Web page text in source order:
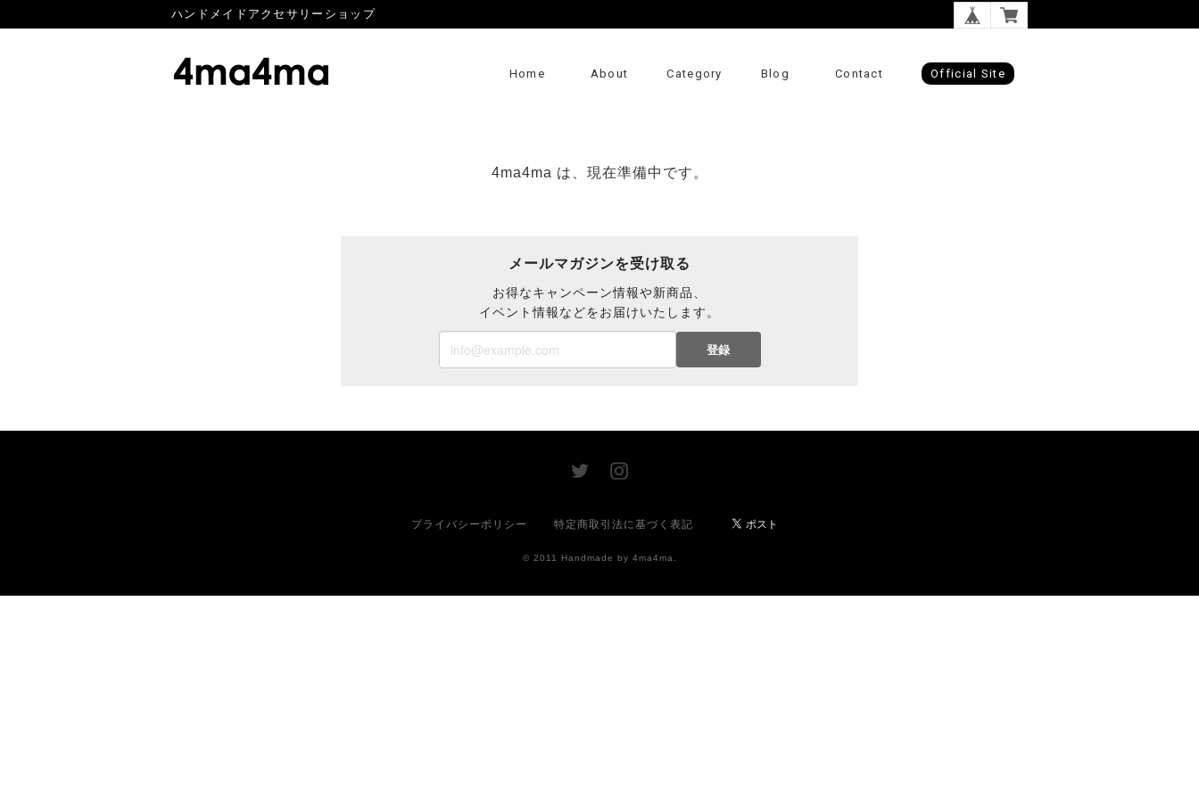
ハンドメイドアクセサリーショップ
Home About Category Blog Contact Official Site
4ma4ma は、現在準備中です。
メールマガジンを受け取る
お得なキャンペーン情報や新商品、
イベント情報などをお届けいたします。
登録
プライバシーポリシー 特定商取引法に基づく表記
© 2011 Handmade by 4ma4ma.